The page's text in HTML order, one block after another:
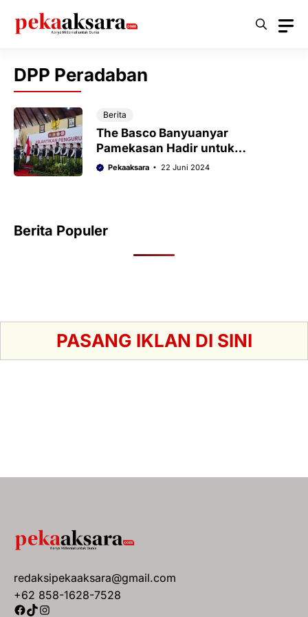
DPP Peradaban
Berita
The Basco Banyuanyar
Pamekasan Hadir untuk
Pengabdian
Pekaaksara 22 Juni 2024
Berita Populer
PASANG IKLAN DI SINI
redaksipekaaksara@gmail.com
+62 858-1628-7528
Facebook
TikTok
Instagram